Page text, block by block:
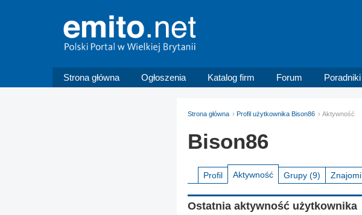
Strona główna Ogłoszenia Katalog firm Forum Poradniki
Strona główna Profil użytkownika Bison86 Aktywność
Bison86
Profil Aktywność Grupy (9) Znajomi
Ostatnia aktywność użytkownika